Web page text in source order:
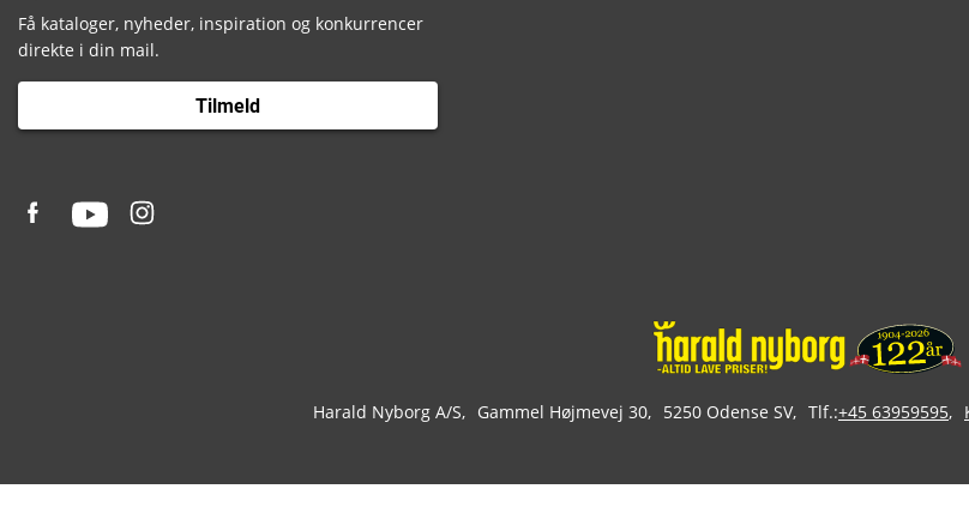
Få kataloger, nyheder, inspiration og konkurrencer
direkte i din mail.
Tilmeld
Harald Nyborg A/S Gammel Højmevej 30 5250 Odense SV Tlf.:+45 63959595